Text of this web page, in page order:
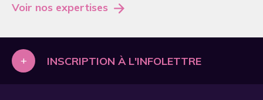
Voir nos expertises
+ INSCRIPTION À L'INFOLETTRE